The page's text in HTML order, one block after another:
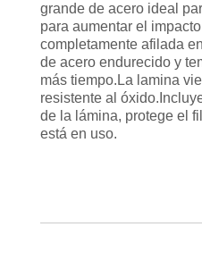
grande de acero ideal
para aumentar el
completamente afilada
de acero endurecido y
más tiempo.La lamina
resistente al
de la lámina, protege el
está en uso.